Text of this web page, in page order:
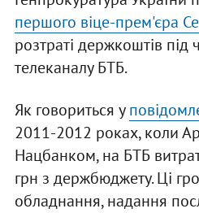
першого віце-прем'єра
розтраті держкоштів під
телеканалу БТБ.
Як говориться у
2011-2012 роках, коли
Нацбанком, на БТБ
грн з держбюджету. Ці
обладнання, надання